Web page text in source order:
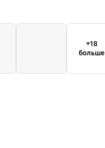
+18
больше